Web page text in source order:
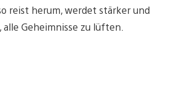
reist herum, werdet stärker und
Geheimnisse zu lüften.